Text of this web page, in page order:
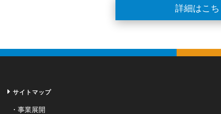
詳細はこ
サイトマップ
事業展開